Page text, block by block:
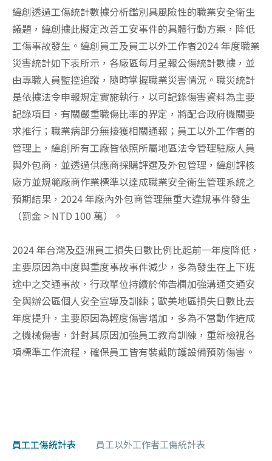
緯創透過工傷統計數據分析鑑別具風險性的職業安全衛生
議題，緯創據此擬定改善工安事件的具體行動方案，降低
工傷事故發生。緯創員工及員工以外工作者2024 年度職業
災害統計如下表所示，各廠區每月呈報公傷統計數據，並
由專職人員監控追蹤，隨時掌握職業災害情況。職災統計
是依據法令申報規定實施執行，以可記錄傷害資料為主要
記錄項目，有關嚴重職傷比率的界定，將配合政府機關要
求推行；職業病部分無接獲相關通報；員工以外工作者的
管理上，緯創所有工廠皆依照所屬地區法令管理駐廠人員
與外包商，並透過供應商採購評選及外包管理，緯創評核
廠方並規範廠商作業標準以達成職業安全衛生管理系統之
預期結果，2024 年廠內外包商管理無重大違規事件發生
（罰金 > NTD 100 萬）。
2024 年台灣及亞洲員工損失日數比例比起前一年度降低，
主要原因為中度與重度事故事件減少，多為發生在上下班
途中之交通事故，行政單位持續於佈告欄加強溝通交通安
全與辦公區個人安全宣導及訓練；歐美地區損失日數比去
年度提升，主要原因為輕度傷害增加，多為不當動作造成
之機械傷害，針對其原因加強員工教育訓練，重新檢視各
項標準工作流程，確保員工皆有裝戴防護設備預防傷害。
員工工傷統計表 員工以外工作者工傷統計表